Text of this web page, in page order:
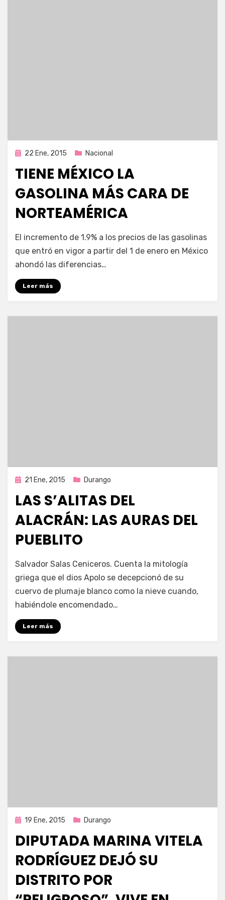
Publicada
22 Ene, 2015 Nacional
TIENE MÉXICO LA
GASOLINA MÁS CARA DE
NORTEAMÉRICA
por Enrique
El incremento de 1.9% a los precios de las gasolinas
que entró en vigor a partir del 1 de enero en México
ahondó las diferencias…
Leer más
Publicada
21 Ene, 2015 Durango
LAS S’ALITAS DEL
ALACRÁN: LAS AURAS DEL
PUEBLITO
por Enrique
Salvador Salas Ceniceros. Cuenta la mitología
griega que el dios Apolo se decepcionó de su
cuervo de plumaje blanco como la nieve cuando,
habiéndole encomendado…
Leer más
Publicada
19 Ene, 2015 Durango
DIPUTADA MARINA VITELA
RODRÍGUEZ DEJÓ SU
DISTRITO POR